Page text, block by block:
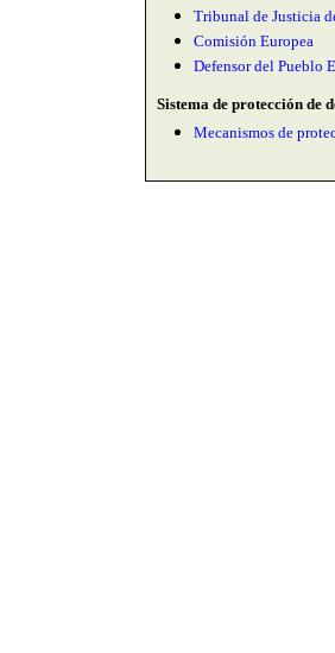
Tribunal de Justicia
Comisión Europea
Defensor del Pueblo
Sistema de protección de
Mecanismos de